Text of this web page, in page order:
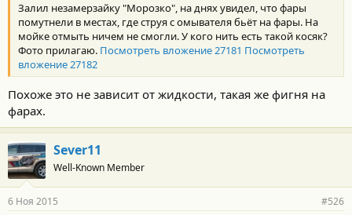
Залил незамерзайку "Морозко", на днях увидел, что фары
помутнели в местах, где струя с омывателя бьёт на фары. На
мойке отмыть ничем не смогли. У кого нить есть такой косяк?
Фото прилагаю. Посмотреть вложение 27181 Посмотреть
вложение 27182
Похоже это не зависит от жидкости, такая же фигня на
фарах.
Sever11
Well-Known Member
6 Ноя 2015 #526